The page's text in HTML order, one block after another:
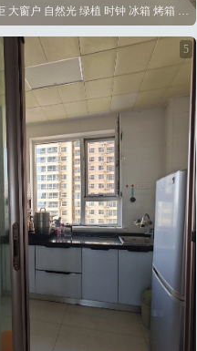
厨房 白色橱柜 大窗户 自然光 绿植 时钟 冰箱 烤箱 微波炉 餐桌椅
5